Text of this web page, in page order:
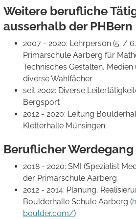
Weitere berufliche
ausserhalb der PHBern
2007 - 2020: Lehrperson (5. /
Primarschule Aarberg für
Technisches Gestalten,
diverse Wahlfächer
seit 2002: Diverse
Bergsport
2012 - 2020: Leitung
Kletterhalle Münsingen
Beruflicher Werdegang
2018 - 2020: SMI (Spezialist
der Primarschule Aarberg
2012 - 2014: Planung,
Boulderhalle Schule Aarberg (
boulder.com/)